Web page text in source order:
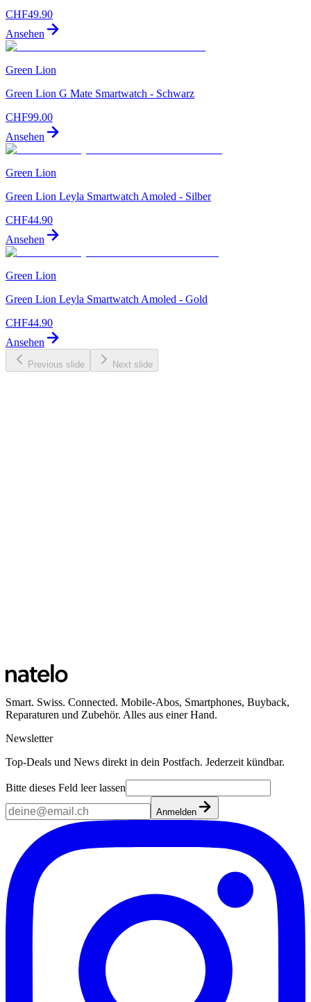
CHF49.90
Ansehen
Green Lion
Green Lion G Mate Smartwatch - Schwarz
CHF99.00
Ansehen
Green Lion
Green Lion Leyla Smartwatch Amoled - Silber
CHF44.90
Ansehen
Green Lion
Green Lion Leyla Smartwatch Amoled - Gold
CHF44.90
Ansehen
Previous slide Next slide
Smart. Swiss. Connected. Mobile-Abos, Smartphones, Buyback,
Reparaturen und Zubehör. Alles aus einer Hand.
Newsletter
Top-Deals und News direkt in dein Postfach. Jederzeit kündbar.
Bitte dieses Feld leer lassen
Anmelden